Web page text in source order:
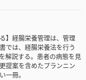
】経腸栄養管理は、管理
では、経腸栄養法を行う
解説する。患者の病態を見
提案を含めたプランニン
一冊。